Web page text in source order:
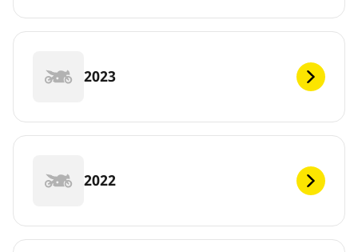
2023
2022